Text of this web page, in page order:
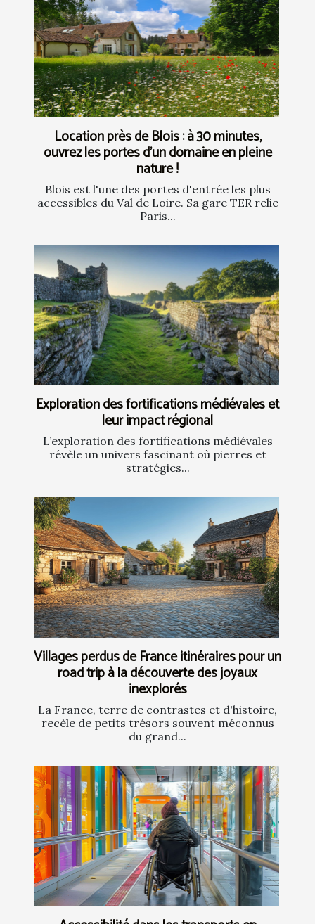
Location près de Blois : à 30 minutes,
ouvrez les portes d’un domaine en pleine
nature !
Blois est l'une des portes d'entrée les plus
accessibles du Val de Loire. Sa gare TER relie
Paris...
Exploration des fortifications médiévales et
leur impact régional
L’exploration des fortifications médiévales
révèle un univers fascinant où pierres et
stratégies...
Villages perdus de France itinéraires pour un
road trip à la découverte des joyaux
inexplorés
La France, terre de contrastes et d'histoire,
recèle de petits trésors souvent méconnus
du grand...